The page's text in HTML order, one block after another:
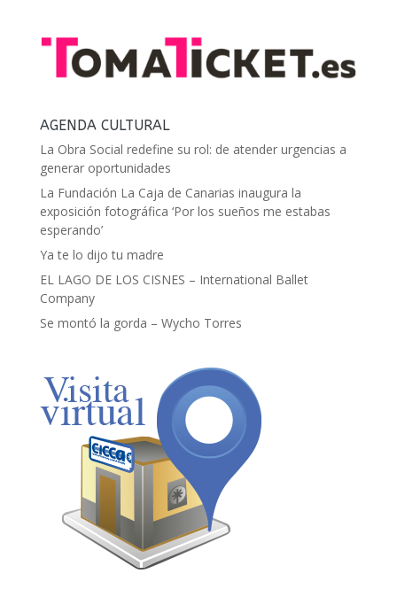
AGENDA CULTURAL
La Obra Social redefine su rol: de atender urgencias a
generar oportunidades
La Fundación La Caja de Canarias inaugura la
exposición fotográfica ‘Por los sueños me estabas
esperando’
Ya te lo dijo tu madre
EL LAGO DE LOS CISNES – International Ballet
Company
Se montó la gorda – Wycho Torres